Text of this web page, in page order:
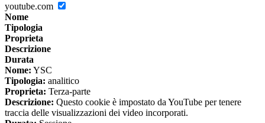
youtube.com
Nome
Tipologia
Proprieta
Descrizione
Durata
Nome: YSC
Tipologia: analitico
Proprieta: Terza-parte
Descrizione: Questo cookie è impostato da YouTube per tenere
traccia delle visualizzazioni dei video incorporati.